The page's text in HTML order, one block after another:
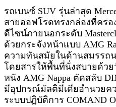
รถเบนซ์ SUV รุ่นล่าสุด
สายออฟโรดทรงกล่องที่คร
ดีไซน์ภายนอกระดับ
ด้วยกระจังหน้าแบบ AMG
ความทันสมัยในด้านสมรรถ
โดยสารให้พื้นที่นั่งสบายด้วย
หนัง AMG Nappa ตัดสลับ
มีอุปกรณ์มัลติมีเดียอำนวยค
ระบบปฏิบัติการ COMAND